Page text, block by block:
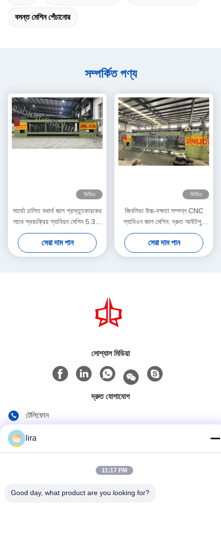
বসন্ত মেশিন পেঁচানোর
সম্পর্কিত পণ্য
ভিডিও
সার্ভো চালিত যথার্থ জাল প্রস্তুতকারকের
সাথে স্বয়ংক্রিয় গ্যাবিয়ন মেশিন 5.3m
সর্বোচ্চ প্রস্থ
সেরা দাম পান
ভিডিও
জিনলিডা উচ্চ-দক্ষতা সম্পন্ন CNC
গ্যাবিওন জাল মেশিন: দ্রুত আউটপুট
এবং নির্ভুল বুননের নিখুঁত সংমিশ্রণ যা
উৎপাদনশীলতা বাড়ায়
সেরা দাম পান
সোশ্যাল মিডিয়া
দ্রুত যোগাযোগ
টেলিফোন
ই-মেইল
lira
11:17 PM
Good day, what product are you looking for?